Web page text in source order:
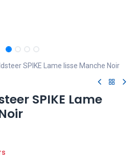
SPIKE Lame lisse Manche Noir
SPIKE Lame